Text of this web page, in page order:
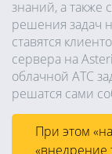
знаний, а
решения задач
ставятся
сервера на
облачной АТС
решатся сами
При этом
«внедрение